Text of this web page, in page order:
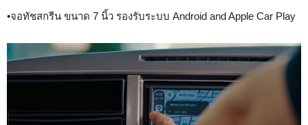
•จอทัชสกรีน ขนาด 7 นิ้ว รองรับระบบ Android and Apple Car Play